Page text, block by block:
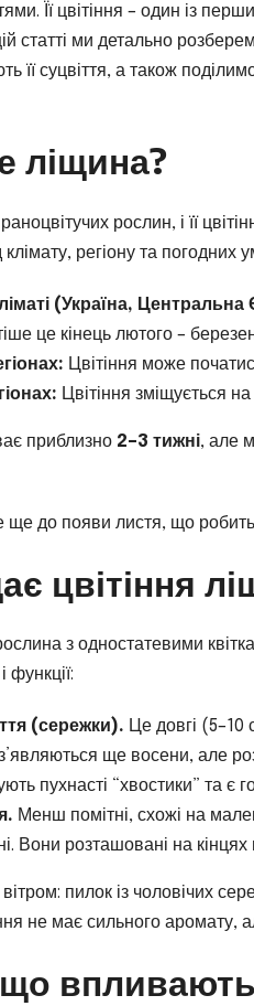
Її цвітіння – один із
статті ми детально
її суцвіття, а також
ліщина?
рослин, і її
регіону та погодних
(Україна,
це кінець лютого –
Цвітіння може
Цвітіння зміщується на
приблизно 2–3 тижні, але
ще до появи листя, що робить
цвітіння
з одностатевими
функції:
(сережки). Це довгі (5–10
з’являються ще восени, але
пухнасті “хвостики” та є
Менш помітні, схожі на
Вони розташовані на кінцях
пилок із чоловічих
не має сильного аромату,
впливають